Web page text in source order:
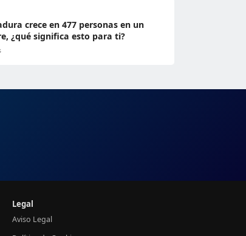
crece en 477 personas en un
¿qué significa esto para ti?
Legal
Aviso Legal